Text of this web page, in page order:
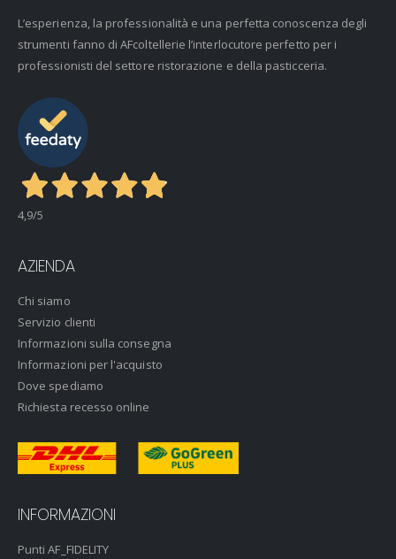
L’esperienza, la professionalità e una perfetta conoscenza degli
strumenti fanno di AFcoltellerie l’interlocutore perfetto per i
professionisti del settore ristorazione e della pasticceria.
4,9/5
AZIENDA
Chi siamo
Servizio clienti
Informazioni sulla consegna
Informazioni per l'acquisto
Dove spediamo
Richiesta recesso online
INFORMAZIONI
Punti AF_FIDELITY